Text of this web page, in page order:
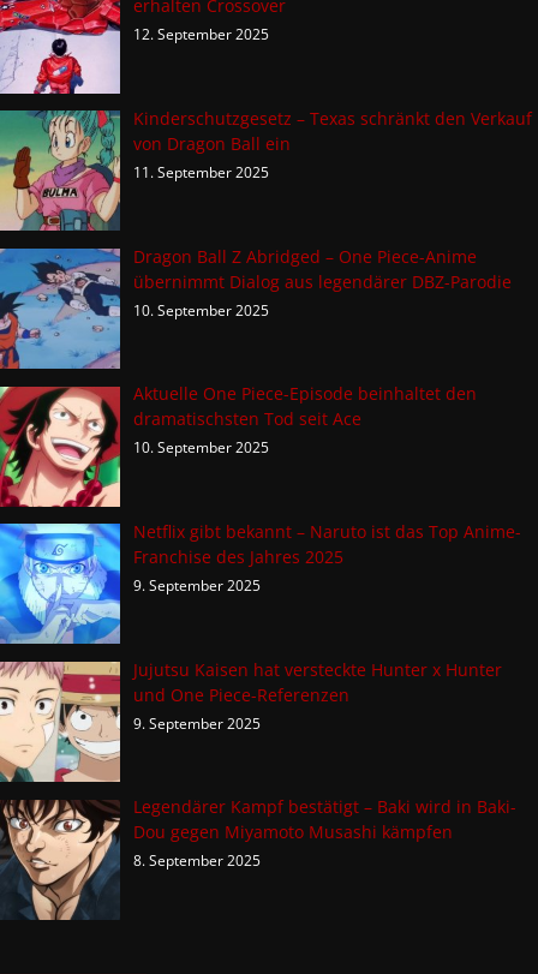
erhalten Crossover
12. September 2025
Kinderschutzgesetz – Texas schränkt den Verkauf
von Dragon Ball ein
11. September 2025
Dragon Ball Z Abridged – One Piece-Anime
übernimmt Dialog aus legendärer DBZ-Parodie
10. September 2025
Aktuelle One Piece-Episode beinhaltet den
dramatischsten Tod seit Ace
10. September 2025
Netflix gibt bekannt – Naruto ist das Top Anime-
Franchise des Jahres 2025
9. September 2025
Jujutsu Kaisen hat versteckte Hunter x Hunter
und One Piece-Referenzen
9. September 2025
Legendärer Kampf bestätigt – Baki wird in Baki-
Dou gegen Miyamoto Musashi kämpfen
8. September 2025